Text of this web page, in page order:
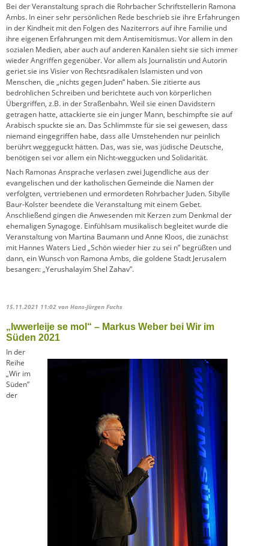
Bei der Veranstaltung sprach die Rohrbacher Schriftstellerin Ramona
Ambs. In einer sehr persönlichen Rede beschrieb sie ihre Erfahrungen
in der Kindheit mit den Folgen des Naziterrors auf ihre Familie und
ihre eigenen Erfahrungen mit dem Antisemitismus. Vor allem in den
sozialen Medien, aber auch auf anderen Kanälen sieht sie sich immer
wieder Angriffen gegenüber. Vor allem als Journalistin und Autorin
geriet sie ins Visier von Rechtsradikalen Islamisten und von
Menschen, die „nichts gegen Juden“ haben. Sie zitierte aus
bedrohlichen Schreiben und berichtete auch von körperlichen
Übergriffen, z.B. in der Straßenbahn. Weil sie einen Davidstern
getragen hatte, attackierte sie ein junger Mann, beschimpfte sie auf
Arabisch spuckte sie an. Das Schlimmste für sie sei gewesen, dass
niemand eingegriffen habe, dass alle Umstehenden nur peinlich
berührt weggeguckt hätten. Das, was sie, was jüdische Deutsche,
benötigen sei vor allem ein Nicht-weggucken und Solidarität.
Nach Ramonas Ansprache verlasen zwei Jugendliche aus der
evangelischen und der katholischen Gemeinde die Namen der
verfolgten, vertriebenen und ermordeten Rohrbacher Juden. Sibylle
Baur-Kolster beendete die Veranstaltung mit einem Gebet.
Anschließend gingen die Anwesenden mit Kerzen zum Denkmal der
ehemaligen Synagoge. Einfühlsam musikalisch begleitet wurde die
Veranstaltung von Martina Baumann und Anne Kloos, die zunächst
mit Hannes Waters Lied „Schön wieder hier zu sei n” begrüßten und
dann, ein Wunsch von Ramona Ambs, die goldene Stadt Jerusalem
besangen: „Yerushalayim Shel Zahav”.
15.11.2021 11:02 von Hans-Jürgen Fuchs
„Iwwerleije se mol“ – Markus Weber bei Wir im
Süden 2021
In der
Reihe
„Wir im
Süden”
der